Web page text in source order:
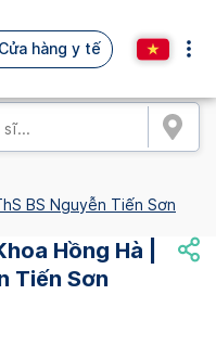
Cửa hàng y tế
BS Nguyễn Tiến Sơn
Hồng Hà |
Tiến Sơn